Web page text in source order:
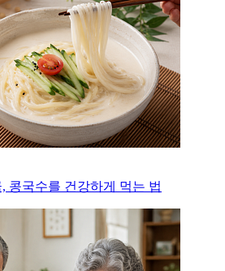
콩국수를 건강하게 먹는 법